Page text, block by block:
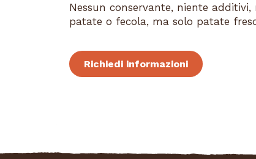
Nessun conservante, niente
patate o fecola, ma solo patate
Richiedi informazioni